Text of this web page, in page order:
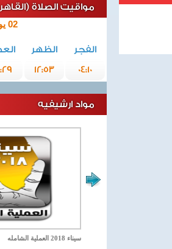
مواقيت الصلاة
02 يونيو
الفجر الظهر
04:10
12:53
مواد ارشيفيه
سيناء 2018 العملية الشامله